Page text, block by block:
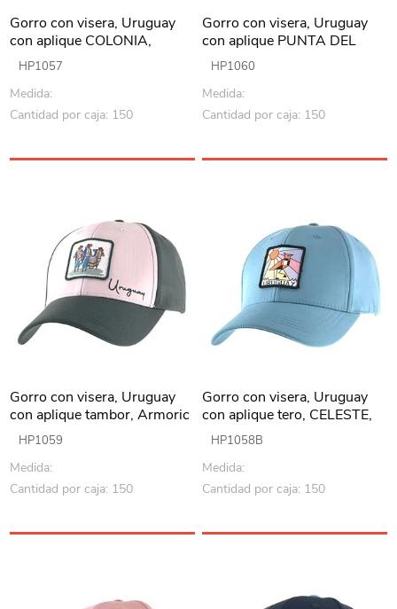
Gorro con visera, Uruguay
con aplique COLONIA,
Armoric
HP1057
Medida:
Cantidad por caja: 150
Gorro con visera, Uruguay
con aplique PUNTA DEL
ESTE , Armoric
HP1060
Medida:
Cantidad por caja: 150
Gorro con visera, Uruguay
con aplique tambor, Armoric
HP1059
Medida:
Cantidad por caja: 150
Gorro con visera, Uruguay
con aplique tero, CELESTE,
Armoric
HP1058B
Medida:
Cantidad por caja: 150